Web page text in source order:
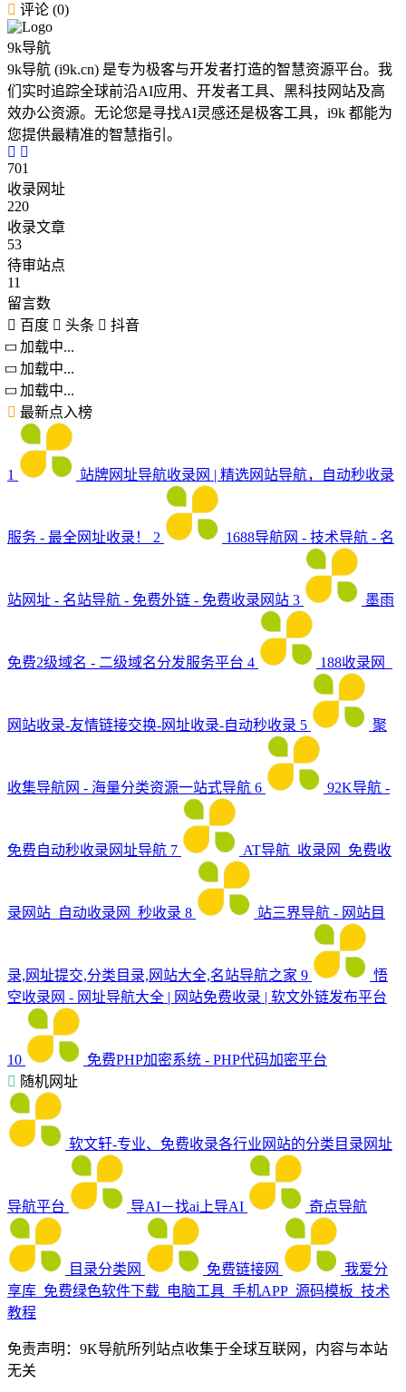
评论 (0)
9k导航
9k导航 (i9k.cn) 是专为极客与开发者打造的智慧资源平台。我
们实时追踪全球前沿AI应用、开发者工具、黑科技网站及高
效办公资源。无论您是寻找AI灵感还是极客工具，i9k 都能为
您提供最精准的智慧指引。
701
收录网址
220
收录文章
53
待审站点
11
留言数
百度
头条
抖音
加载中...
加载中...
加载中...
最新点入榜
1 站牌网址导航收录网 | 精选网站导航，自动秒收录
服务 - 最全网址收录！ 2 1688导航网 - 技术导航 - 名
站网址 - 名站导航 - 免费外链 - 免费收录网站 3 墨雨
免费2级域名 - 二级域名分发服务平台 4 188收录网_
网站收录-友情链接交换-网址收录-自动秒收录 5 聚
收集导航网 - 海量分类资源一站式导航 6 92K导航 -
免费自动秒收录网址导航 7 AT导航_收录网_免费收
录网站_自动收录网_秒收录 8 站三界导航 - 网站目
录,网址提交,分类目录,网站大全,名站导航之家 9
悟
空收录网 - 网址导航大全 | 网站免费收录 | 软文外链发布平台
10
免费PHP加密系统 - PHP代码加密平台
随机网址
软文轩-专业、免费收录各行业网站的分类目录网址
导航平台 导AI－找ai上导AI 奇点导航
目录分类网 免费链接网
我爱分
享库_免费绿色软件下载_电脑工具_手机APP_源码模板_技术
教程
免责声明：9K导航所列站点收集于全球互联网，内容与本站
无关